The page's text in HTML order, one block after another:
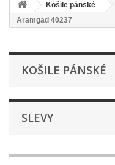
Košile pánské
Aramgad 40237
KOŠILE PÁNSKÉ
SLEVY